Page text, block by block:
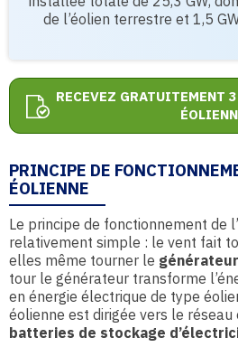
de l’éolien terrestre et 1,5
RECEVEZ GRATUITEMENT
PRINCIPE DE
ÉOLIENNE
Le principe de fonctionnement de l’
relativement simple : le vent fait
elles même tourner le
tour le générateur transforme
en énergie électrique de type
éolienne est dirigée vers le
batteries de stockage